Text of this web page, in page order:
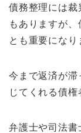
債務整理には裁
もありますが
とも重要になり
今まで返済が滞
じてくれる債権
弁護士や司法書